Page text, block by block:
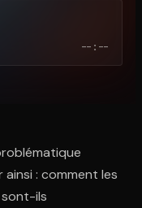
sur le code. C'est gratuit à
--:--
: comment les
ils